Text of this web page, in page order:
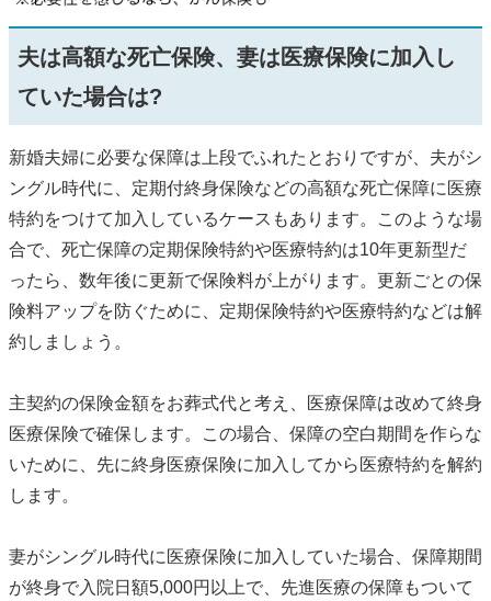
夫は高額な死亡保険、妻は医療保険に加入し
ていた場合は?
新婚夫婦に必要な保障は上段でふれたとおりですが、夫がシ
ングル時代に、定期付終身保険などの高額な死亡保障に医療
特約をつけて加入しているケースもあります。このような場
合で、死亡保障の定期保険特約や医療特約は10年更新型だ
ったら、数年後に更新で保険料が上がります。更新ごとの保
険料アップを防ぐために、定期保険特約や医療特約などは解
約しましょう。
主契約の保険金額をお葬式代と考え、医療保障は改めて終身
医療保険で確保します。この場合、保障の空白期間を作らな
いために、先に終身医療保険に加入してから医療特約を解約
します。
妻がシングル時代に医療保険に加入していた場合、保障期間
が終身で入院日額5,000円以上で、先進医療の保障もついて